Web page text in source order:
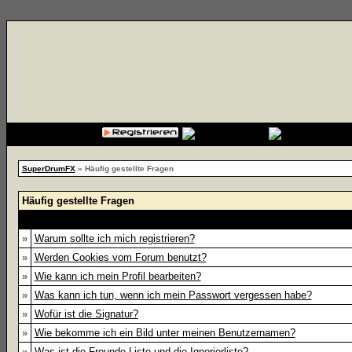
SuperDrumFX» Häufig gestellte Fragen
Häufig gestellte Fragen
»
Warum sollte ich mich registrieren?
»
Werden Cookies vom Forum benutzt?
»
Wie kann ich mein Profil bearbeiten?
»
Was kann ich tun, wenn ich mein Passwort vergessen habe?
»
Wofür ist die Signatur?
»
Wie bekomme ich ein Bild unter meinen Benutzernamen?